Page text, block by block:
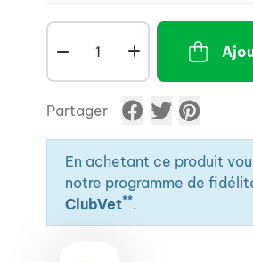
Partager
En achetant ce produit
notre programme de
ClubVet**.